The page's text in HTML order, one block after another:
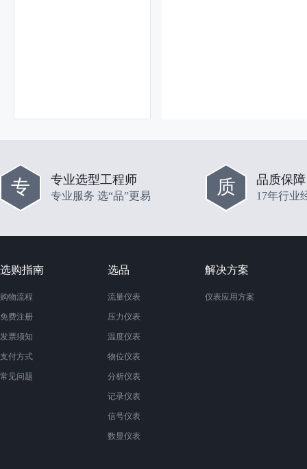
专 专业选型工程师
专业服务 选“品”更易 质 品质保
17年行业
选购指南
购物流程
免费注册
发票须知
支付方式
常见问题
选品
流量仪表
压力仪表
温度仪表
物位仪表
分析仪表
记录仪表
信号仪表
数显仪表
解决方案
仪表应用方案